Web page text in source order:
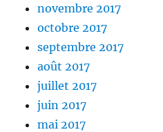
novembre 2017
octobre 2017
septembre 2017
août 2017
juillet 2017
juin 2017
mai 2017